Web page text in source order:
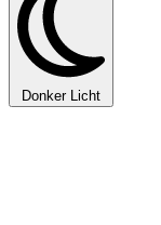
Donker Licht